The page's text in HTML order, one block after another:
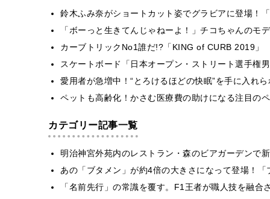
鈴木ふみ奈がショートカット姿でグラビアに登場！
「ボーっと生きてんじゃねーよ！」チコちゃんの
カーブトリックNo1誰だ!?「KING of CURB 2019」
スケートボード「日本オープン・ストリート選手権
愛用者が急増中！“とろけるほどの快眠”を手に入れ
ペットも高齢化！かさむ医療費の助けになる注目の
カテゴリー記事一覧
明治神宮外苑内のレストラン・森のビアガーデンで
あの「ブタメン」が約4倍の大きさになって登場！
「名前先行」の常識を覆す。F1王者が職人技を融